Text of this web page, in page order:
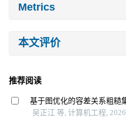
Metrics
本文评价